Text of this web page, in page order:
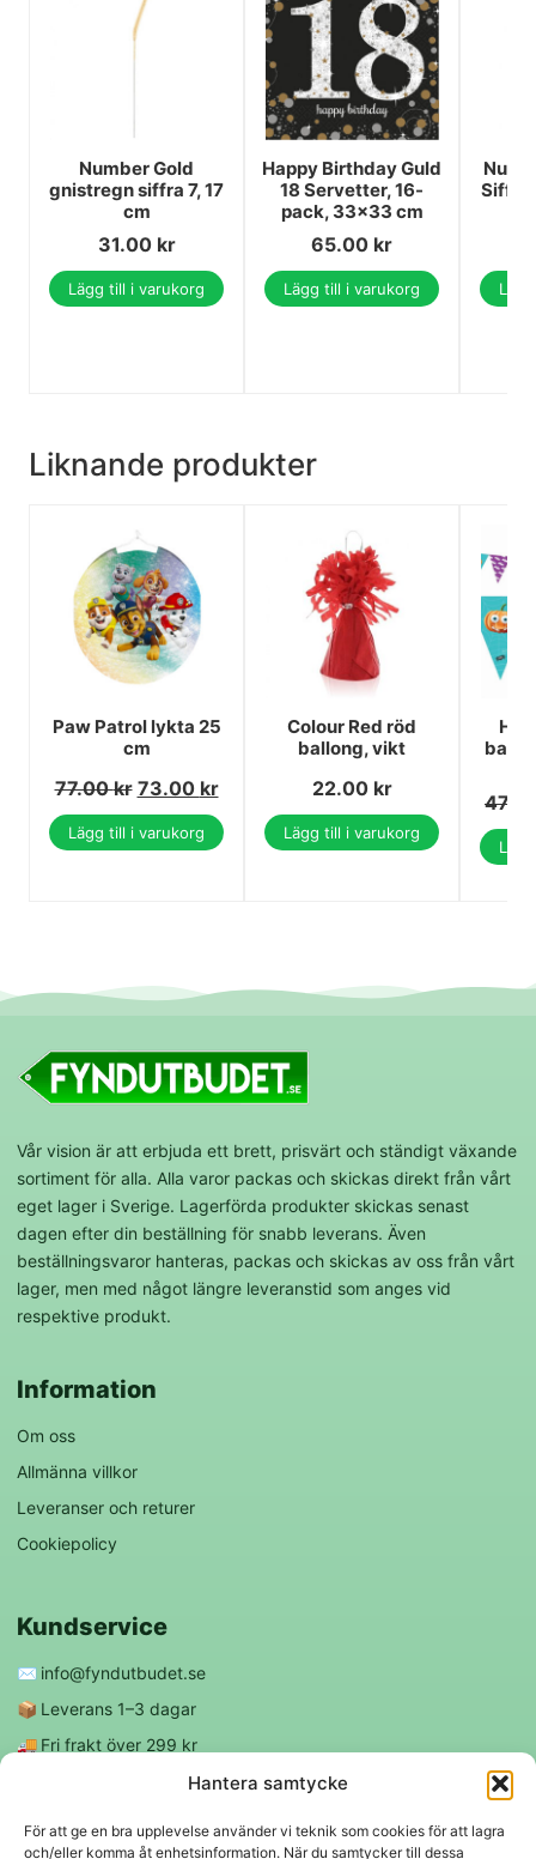
Hantera samtycke
För att ge en bra upplevelse använder vi teknik som cookies för att lagra
och/eller komma åt enhetsinformation. När du samtycker till dessa
Number Gold
gnistregn siffra 7, 17
cm
31.00 kr
Lägg till i varukorg
Happy Birthday Guld
18 Servetter, 16-
pack, 33x33 cm
65.00 kr
Lägg till i varukorg
Siffra
Liknande produkter
Paw Patrol lykta 25
cm
77.00kr 73.00 kr
Lägg till i varukorg
Colour Red röd
ballong, vikt
22.00 kr
Lägg till i varukorg
Vår vision är att erbjuda ett brett, prisvärt och ständigt växande
sortiment för alla. Alla varor packas och skickas direkt från vårt
eget lager i Sverige. Lagerförda produkter skickas senast
dagen efter din beställning för snabb leverans. Även
beställningsvaror hanteras, packas och skickas av oss från vårt
lager, men med något längre leveranstid som anges vid
respektive produkt.
Information
Om oss
Allmänna villkor
Leveranser och returer
Cookiepolicy
Kundservice
✉️ info@fyndutbudet.se
📦 Leverans 1–3 dagar
🚚 Fri frakt över 299 kr